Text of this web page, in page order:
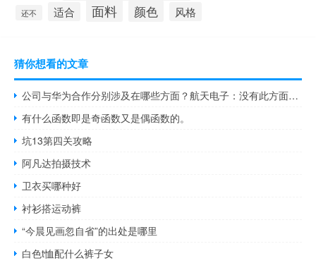
还不 适合 面料 颜色 风格
猜你想看的文章
公司与华为合作分别涉及在哪些方面？航天电子：没有此方面可披露的信息
有什么函数即是奇函数又是偶函数的。
坑13第四关攻略
阿凡达拍摄技术
卫衣买哪种好
衬衫搭运动裤
“今晨见画忽自省”的出处是哪里
白色t恤配什么裤子女